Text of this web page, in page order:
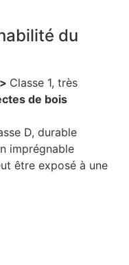
du
Classe 1, très
de bois
D, durable
imprégnable
être exposé à une